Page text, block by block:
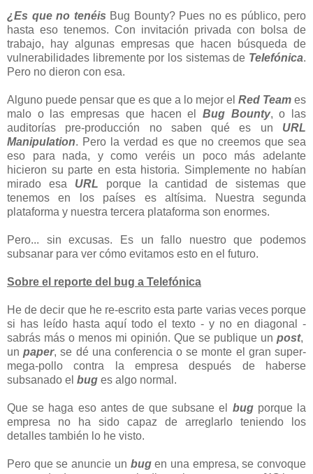
¿Es que no tenéis Bug Bounty? Pues no es público, pero
hasta eso tenemos. Con invitación privada con bolsa de
trabajo, hay algunas empresas que hacen búsqueda de
vulnerabilidades libremente por los sistemas de Telefónica.
Pero no dieron con esa.
Alguno puede pensar que es que a lo mejor el Red Team es
malo o las empresas que hacen el Bug Bounty, o las
auditorías pre-producción no saben qué es un URL
Manipulation. Pero la verdad es que no creemos que sea
eso para nada, y como veréis un poco más adelante
hicieron su parte en esta historia. Simplemente no habían
mirado esa URL porque la cantidad de sistemas que
tenemos en los países es altísima. Nuestra segunda
plataforma y nuestra tercera plataforma son enormes.
Pero... sin excusas. Es un fallo nuestro que podemos
subsanar para ver cómo evitamos esto en el futuro.
Sobre el reporte del bug a Telefónica
He de decir que he re-escrito esta parte varias veces porque
si has leído hasta aquí todo el texto - y no en diagonal -
sabrás más o menos mi opinión. Que se publique un post,
unpaper, se dé una conferencia o se monte el gran super-
mega-pollo contra la empresa después de haberse
subsanado el bug es algo normal.
Que se haga eso antes de que subsane el bugporque la
empresa no ha sido capaz de arreglarlo teniendo los
detalles también lo he visto.
Pero que se anuncie un bugen una empresa, se convoque